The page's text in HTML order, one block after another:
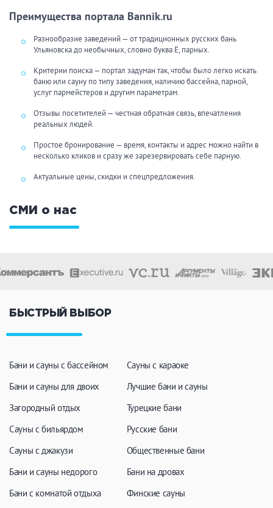
Преимущества портала Bannik.ru
Разнообразие заведений — от традиционных русских бань
Ульяновска до необычных, словно буква Ё, парных.
Критерии поиска — портал задуман так, чтобы было легко искать
баню или сауну по типу заведения, наличию бассейна, парной,
услуг пармейстеров и другим параметрам.
Отзывы посетителей — честная обратная связь, впечатления
реальных людей.
Простое бронирование — время, контакты и адрес можно найти в
несколько кликов и сразу же зарезервировать себе парную.
Актуальные цены, скидки и спецпредложения.
СМИ о нас
БЫСТРЫЙ ВЫБОР
Бани и сауны с бассейном
Бани и сауны для двоих
Загородный отдых
Сауны с бильярдом
Сауны с джакузи
Бани и сауны недорого
Бани с комнатой отдыха
Сауны с караоке
Лучшие бани и сауны
Турецкие бани
Русские бани
Общественные бани
Бани на дровах
Финские сауны